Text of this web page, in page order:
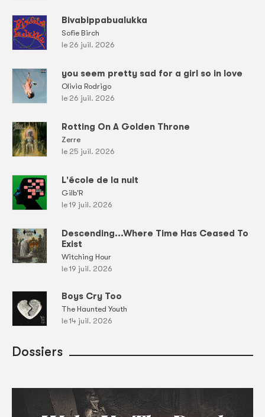
Bivabippabualukka
Sofie Birch
le 26 juil. 2026
you seem pretty sad for a girl so in love
Olivia Rodrigo
le 26 juil. 2026
Rotting On A Golden Throne
Zerre
le 25 juil. 2026
L'école de la nuit
Gilb'R
le 19 juil. 2026
Descending...Where Time Has Ceased To
Exist
Witching Hour
le 19 juil. 2026
Boys Cry Too
The Haunted Youth
le 14 juil. 2026
Dossiers